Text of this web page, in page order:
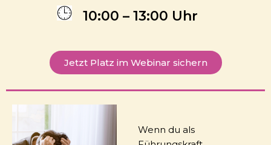
10:00 – 13:00 Uhr
Jetzt Platz im Webinar sichern
Wenn du als